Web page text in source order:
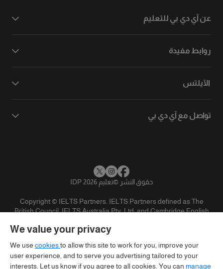
عن آي دي بي للتعليم
روابط مفيدة
الآيلتس
تواصل مع آي دي بي
حقوق النشر ©تعليم IDP 2026
Copyright © IELTS Partners. IELTS Partners defined as The
British Council, IELTS Australia Pty. Ltd. and Cambridge English
We value your privacy
We use cookiesto allow this site to work for you, improve your
user experience, and to serve you advertising tailored to your
interests. Let us know if you agree to all cookies. You can manage